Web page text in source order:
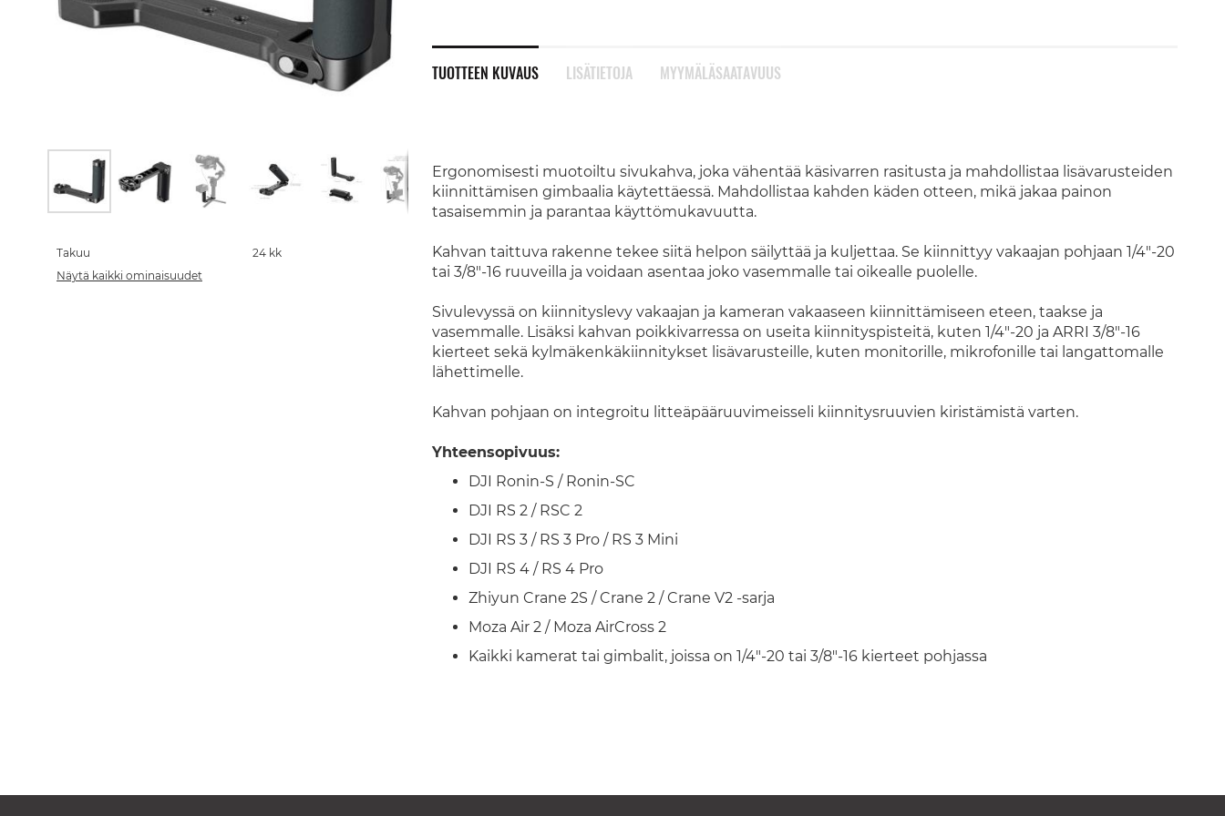
TUOTTEEN KUVAUS
Ergonomisesti muotoiltu sivukahva, joka vähentää käsivarren rasitusta ja mahdollistaa lisävarusteiden
kiinnittämisen gimbaalia käytettäessä. Mahdollistaa kahden käden otteen, mikä jakaa painon
tasaisemmin ja parantaa käyttömukavuutta.
Kahvan taittuva rakenne tekee siitä helpon säilyttää ja kuljettaa. Se kiinnittyy vakaajan pohjaan 1/4"-20
tai 3/8"-16 ruuveilla ja voidaan asentaa joko vasemmalle tai oikealle puolelle.
Sivulevyssä on kiinnityslevy vakaajan ja kameran vakaaseen kiinnittämiseen eteen, taakse ja
vasemmalle. Lisäksi kahvan poikkivarressa on useita kiinnityspisteitä, kuten 1/4"-20 ja ARRI 3/8"-16
kierteet sekä kylmäkenkäkiinnitykset lisävarusteille, kuten monitorille, mikrofonille tai langattomalle
lähettimelle.
Kahvan pohjaan on integroitu litteäpääruuvimeisseli kiinnitysruuvien kiristämistä varten.
Yhteensopivuus:
DJI Ronin-S / Ronin-SC
DJI RS 2 / RSC 2
DJI RS 3 / RS 3 Pro / RS 3 Mini
DJI RS 4 / RS 4 Pro
Zhiyun Crane 2S / Crane 2 / Crane V2 -sarja
Moza Air 2 / Moza AirCross 2
Kaikki kamerat tai gimbalit, joissa on 1/4"-20 tai 3/8"-16 kierteet pohjassa
LISÄTIETOJA MYYMÄLÄSAATAVUUS
the
beginning
of
Takuu
24 kk
Näytä kaikki ominaisuudet